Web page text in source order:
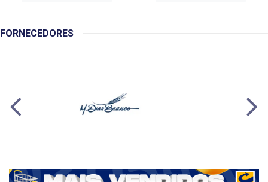
FORNECEDORES